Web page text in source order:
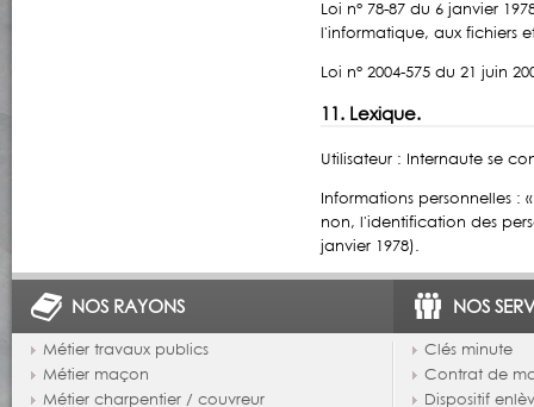
Loi n° 78-87 du 6 janvier
l'informatique, aux fichiers
Loi n° 2004-575 du 21 juin
11. Lexique.
Utilisateur : Internaute se
Informations personnelles :
non, l'identification des
janvier 1978).
NOS RAYONS
Métier travaux publics
Métier maçon
Métier charpentier / couvreur
NOS
Clés minute
Contrat de
Dispositif